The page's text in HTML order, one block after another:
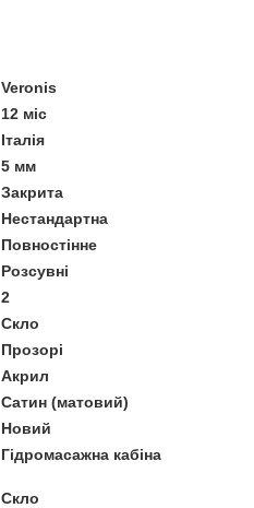
Veronis
12 міс
Італія
5 мм
Закрита
Нестандартна
Повностінне
Розсувні
2
Скло
Прозорі
Акрил
Сатин (матовий)
Новий
Гідромасажна кабіна
Скло